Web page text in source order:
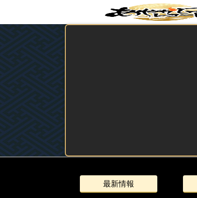
最新情報